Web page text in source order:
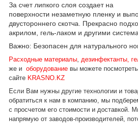
За счет липкого слоя создает на
поверхности незаметную пленку и
двустороннего скотча. Прекрасно
акрилом, гель-лаком и другими
Важно: Безопасен для натурального
Расходные материалы дезинфектанты,
же и оборудование вы можете
сайте KRASNO.KZ
Если Вам нужны другие технологии и
обратиться к нам в компанию, мы
с просчетом его стоимости и доставкой.
напрямую от заводов-производителей,